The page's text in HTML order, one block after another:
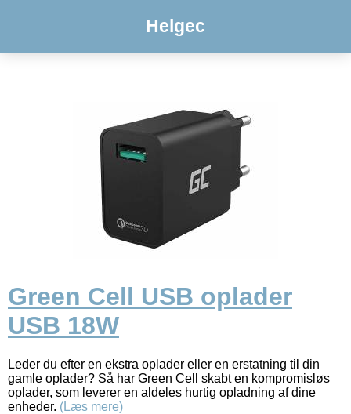
Helgec
Green Cell USB oplader
USB 18W
Leder du efter en ekstra oplader eller en erstatning til din
gamle oplader? Så har Green Cell skabt en kompromisløs
oplader, som leverer en aldeles hurtig opladning af dine
enheder. (Læs mere)